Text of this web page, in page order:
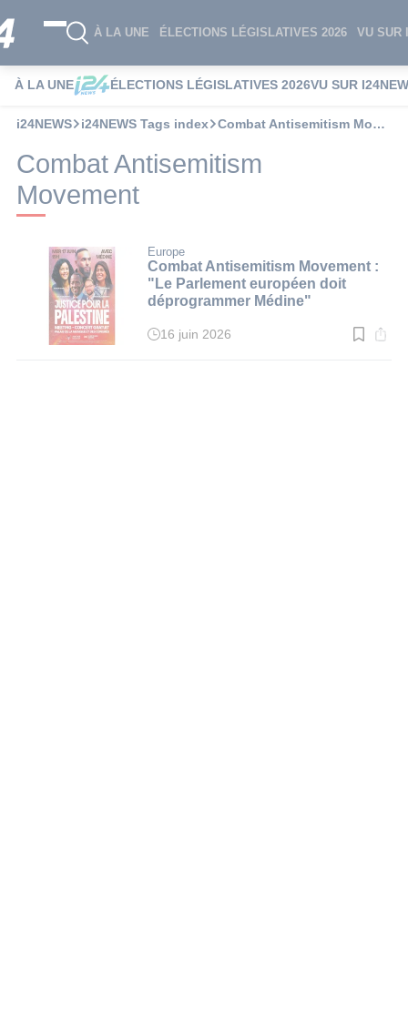
À LA UNE ÉLECTIONS LÉGISLATIVES 2026 VU SUR
À LA UNE ÉLECTIONS LÉGISLATIVES 2026VU SUR
i24NEWS i24NEWS Tags index Combat Antisemitism Movement
Combat Antisemitism
Movement
Europe
Combat Antisemitism Movement :
"Le Parlement européen doit
déprogrammer Médine"
Temps
16 juin 2026